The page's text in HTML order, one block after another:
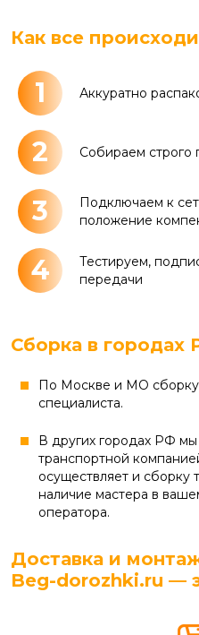
Как все
1 Аккуратно
2 Собираем строго
3
Подключаем к
положение
4
Тестируем,
передачи
Сборка в городах
По Москве и МО
специалиста.
В других городах РФ
транспортной
осуществляет и сборку
наличие мастера в
оператора.
Доставка и
Beg-dorozhki.ru —